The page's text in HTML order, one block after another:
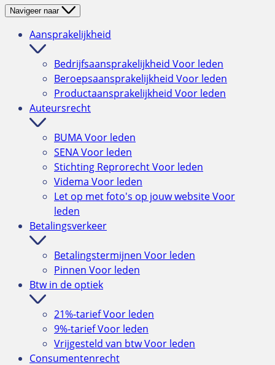
Navigeer naar
Aansprakelijkheid
Bedrijfsaansprakelijkheid Voor leden
Beroepsaansprakelijkheid Voor leden
Productaansprakelijkheid Voor leden
Auteursrecht
BUMAVoor leden
SENAVoor leden
Stichting ReprorechtVoor leden
Videma Voor leden
Let op met foto's op jouw websiteVoor
leden
Betalingsverkeer
Betalingstermijnen Voor leden
Pinnen Voor leden
Btw in de optiek
21%-tariefVoor leden
9%-tariefVoor leden
Vrijgesteld van btwVoor leden
Consumentenrecht